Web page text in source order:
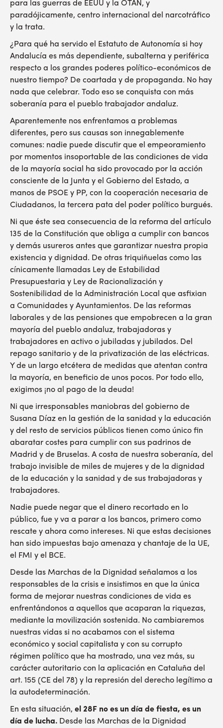
para las guerras de EEUU y la OTAN, y
paradójicamente, centro internacional del narcotráfico
y la trata.
¿Para qué ha servido el Estatuto de Autonomía si hoy
Andalucía es más dependiente, subalterna y periférica
respecto a los grandes poderes político-económicos de
nuestro tiempo? De coartada y de propaganda. No hay
nada que celebrar. Todo eso se conquista con más
soberanía para el pueblo trabajador andaluz.
Aparentemente nos enfrentamos a problemas
diferentes, pero sus causas son innegablemente
comunes: nadie puede discutir que el empeoramiento
por momentos insoportable de las condiciones de vida
de la mayoría social ha sido provocado por la acción
consciente de la Junta y el Gobierno del Estado, a
manos de PSOE y PP, con la cooperación necesaria de
Ciudadanos, la tercera pata del poder político burgués.
Ni que éste sea consecuencia de la reforma del artículo
135 de la Constitución que obliga a cumplir con bancos
y demás usureros antes que garantizar nuestra propia
existencia y dignidad. De otras triquiñuelas como las
cínicamente llamadas Ley de Estabilidad
Presupuestaria y Ley de Racionalización y
Sostenibilidad de la Administración Local que asfixian
a Comunidades y Ayuntamientos. De las reformas
laborales y de las pensiones que empobrecen a la gran
mayoría del pueblo andaluz, trabajadoras y
trabajadores en activo o jubiladas y jubilados. Del
repago sanitario y de la privatización de las eléctricas.
Y de un largo etcétera de medidas que atentan contra
la mayoría, en beneficio de unos pocos. Por todo ello,
exigimos ¡no al pago de la deuda!
Ni que irresponsables maniobras del gobierno de
Susana Díaz en la gestión de la sanidad y la educación
y del resto de servicios públicos tienen como único fin
abaratar costes para cumplir con sus padrinos de
Madrid y de Bruselas. A costa de nuestra soberanía, del
trabajo invisible de miles de mujeres y de la dignidad
de la educación y la sanidad y de sus trabajadoras y
trabajadores.
Nadie puede negar que el dinero recortado en lo
público, fue y va a parar a los bancos, primero como
rescate y ahora como intereses. Ni que estas decisiones
han sido impuestas bajo amenaza y chantaje de la UE,
el FMI y el BCE.
Desde las Marchas de la Dignidad señalamos a los
responsables de la crisis e insistimos en que la única
forma de mejorar nuestras condiciones de vida es
enfrentándonos a aquellos que acaparan la riquezas,
mediante la movilización sostenida. No cambiaremos
nuestras vidas si no acabamos con el sistema
económico y social capitalista y con su corrupto
régimen político que ha mostrado, una vez más, su
carácter autoritario con la aplicación en Cataluña del
art. 155 (CE del 78) y la represión del derecho legítimo a
la autodeterminación.
En esta situación, el 28F no es un día de fiesta, es un
día de lucha. Desde las Marchas de la Dignidad